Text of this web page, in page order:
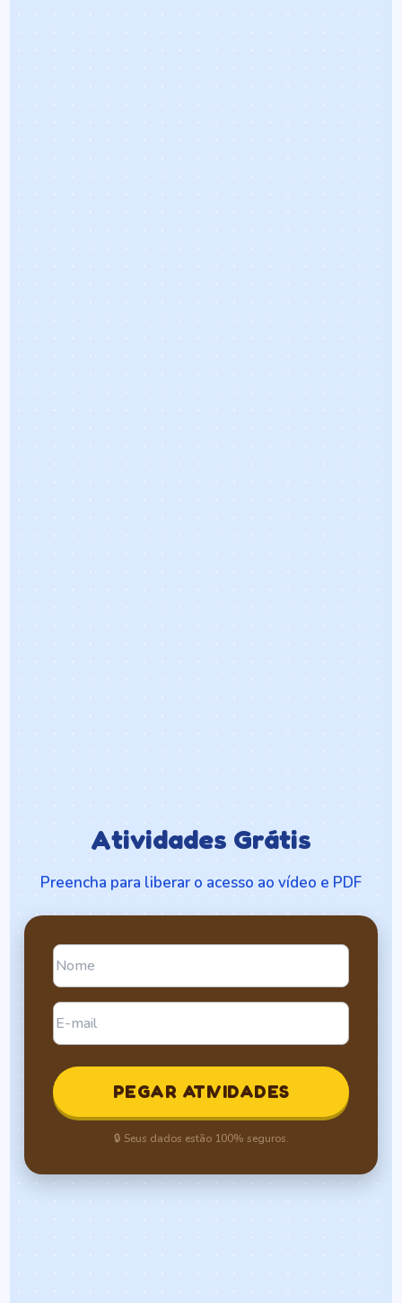
Atividades Grátis
Preencha para liberar o acesso ao vídeo e PDF
PEGAR ATIVIDADES
🔒 Seus dados estão 100% seguros.